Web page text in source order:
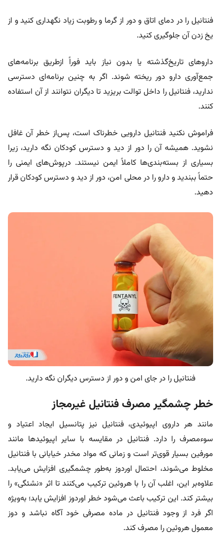
فنتانیل را در دمای اتاق و دور از گرما و رطوبت زیاد نگهداری کنید و از
یخ‌ زدن آن جلوگیری کنید.
داروهای تاریخ‌گذشته یا بدون نیاز باید فوراً ازطریق برنامه‌های
جمع‌آوری دارو دور ریخته شوند. اگر به چنین برنامه‌ای دسترسی
ندارید، فنتانیل را داخل توالت بریزید تا دیگران نتوانند از آن استفاده
کنند.
فراموش نکنید فنتانیل دارویی خطرناک است، پس‌از خطر آن غافل
نشوید. همیشه آن را دور از دید و دسترس کودکان نگه دارید، زیرا
بسیاری از بسته‌بندی‌ها کاملاً ایمن نیستند. درپوش‌های ایمنی را
حتماً ببندید و دارو را در محلی امن، دور از دید و دسترس کودکان قرار
دهید.
فنتانیل را در جای امن و دور از دسترس دیگران نگه دارید.
خطر چشمگیر مصرف فنتانیل غیرمجاز
مانند هر داروی اپیوئیدی، فنتانیل نیز پتانسیل ایجاد اعتیاد و
سوءمصرف را دارد. فنتانیل در مقایسه با سایر اپیوئیدها مانند
مورفین بسیار قوی‌تر است و زمانی که مواد مخدر خیابانی با فنتانیل
مخلوط می‌شوند، احتمال اوردوز به‌طور چشمگیری افزایش می‌یابد.
علاوه‌بر این، اغلب آن را با هروئین ترکیب می‌کنند تا اثر «نشئگی» را
بیشتر کند. این ترکیب باعث می‌شود خطر اوردوز افزایش یابد؛ به‌ویژه
اگر فرد از وجود فنتانیل در ماده مصرفی خود آگاه نباشد و دوز
معمول هروئین را مصرف کند.